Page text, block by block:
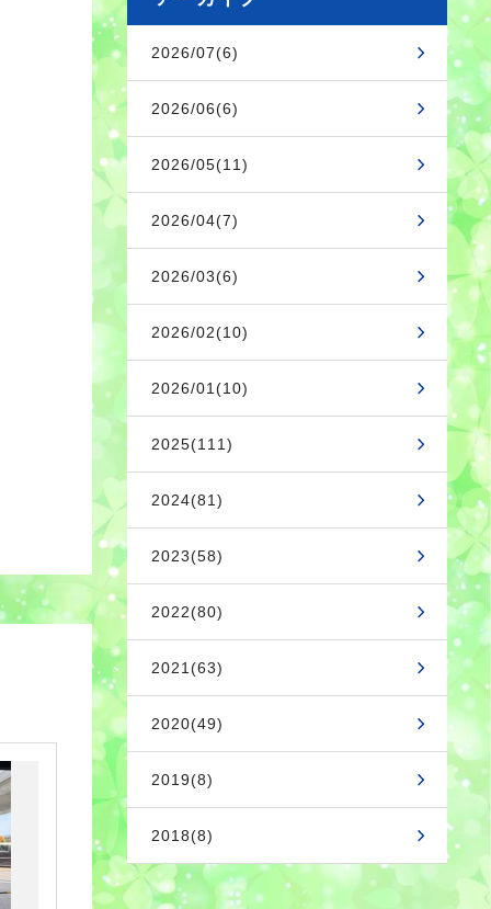
2026/07(6)
2026/06(6)
2026/05(11)
2026/04(7)
2026/03(6)
2026/02(10)
2026/01(10)
2025(111)
2024(81)
2023(58)
2022(80)
2021(63)
2020(49)
2019(8)
2018(8)